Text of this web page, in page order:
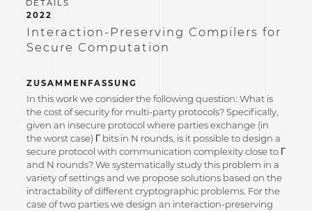
2022
Interaction-Preserving Compilers for
Secure Computation
ZUSAMMENFASSUNG
In this work we consider the following question: What is
the cost of security for multi-party protocols? Specifically,
given an insecure protocol where parties exchange (in
the worst case) Γ bits in N rounds, is it possible to design a
secure protocol with communication complexity close to Γ
and N rounds? We systematically study this problem in a
variety of settings and we propose solutions based on the
intractability of different cryptographic problems. For the
case of two parties we design an interaction-preserving